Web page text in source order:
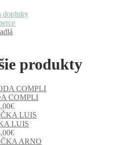
doplnky
produkty
COMPLI
LUIS